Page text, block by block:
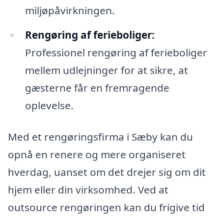
miljøpåvirkningen.
Rengøring af ferieboliger:
Professionel rengøring af ferieboliger
mellem udlejninger for at sikre, at
gæsterne får en fremragende
oplevelse.
Med et rengøringsfirma i Sæby kan du
opnå en renere og mere organiseret
hverdag, uanset om det drejer sig om dit
hjem eller din virksomhed. Ved at
outsource rengøringen kan du frigive tid